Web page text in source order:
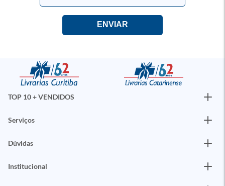
TOP 10 + VENDIDOS
Serviços
Dúvidas
Institucional